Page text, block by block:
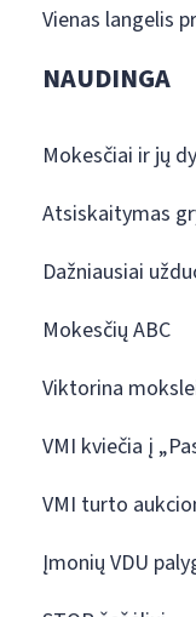
Vienas langelis
NAUDINGA
Mokesčiai ir jų
Atsiskaitymas
Dažniausiai
Mokesčių ABC
Viktorina
VMI kviečia į
VMI turto
Įmonių VDU